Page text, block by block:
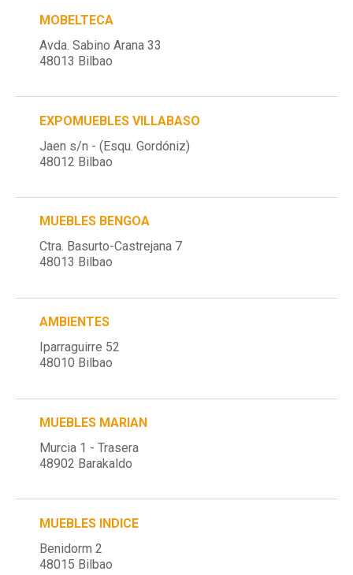
MOBELTECA
Avda. Sabino Arana 33
48013 Bilbao
EXPOMUEBLES VILLABASO
Jaen s/n - (Esqu. Gordóniz)
48012 Bilbao
MUEBLES BENGOA
Ctra. Basurto-Castrejana 7
48013 Bilbao
AMBIENTES
Iparraguirre 52
48010 Bilbao
MUEBLES MARIAN
Murcia 1 - Trasera
48902 Barakaldo
MUEBLES INDICE
Benidorm 2
48015 Bilbao